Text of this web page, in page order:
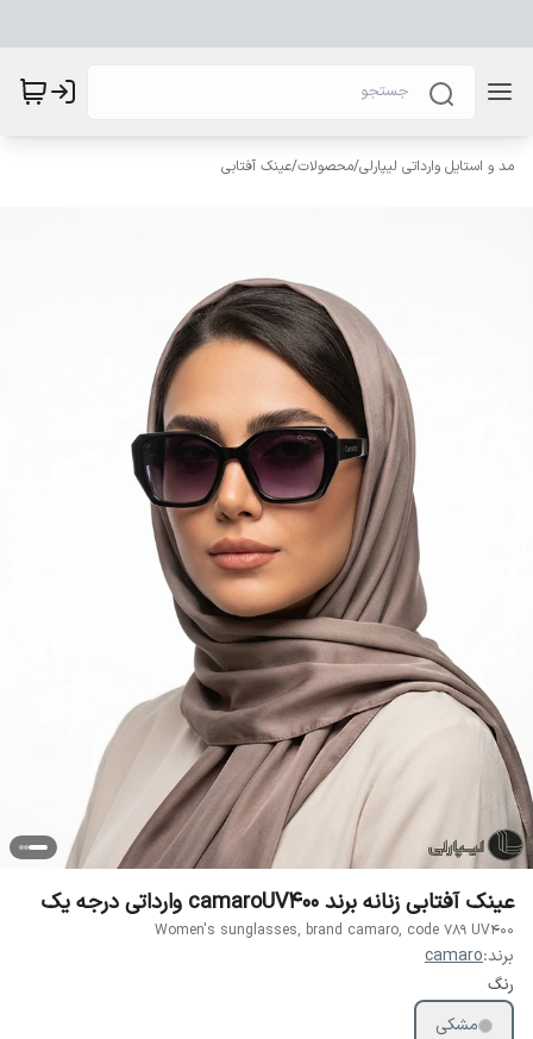
مد و استایل وارداتی لیپارلی/محصولات/عینک آفتابی
عینک آفتابی زنانه برند camaroUV400 وارداتی درجه یک
Women's sunglasses, brand camaro, code 789 UV400
برند:camaro
رنگ
مشکی